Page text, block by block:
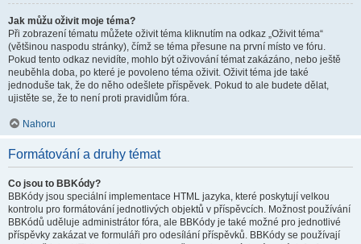
Jak můžu oživit moje téma?
Při zobrazení tématu můžete oživit téma kliknutím na odkaz „Oživit téma“
(většinou naspodu stránky), čímž se téma přesune na první místo ve fóru.
Pokud tento odkaz nevidíte, mohlo být oživování témat zakázáno, nebo ještě
neuběhla doba, po které je povoleno téma oživit. Oživit téma jde také
jednoduše tak, že do něho odešlete příspěvek. Pokud to ale budete dělat,
ujistěte se, že to není proti pravidlům fóra.
Nahoru
Formátování a druhy témat
Co jsou to BBKódy?
BBKódy jsou speciální implementace HTML jazyka, které poskytují velkou
kontrolu pro formátování jednotlivých objektů v příspěvcích. Možnost používání
BBKódů uděluje administrátor fóra, ale BBKódy je také možné pro jednotlivé
příspěvky zakázat ve formuláři pro odesílání příspěvků. BBKódy se používají